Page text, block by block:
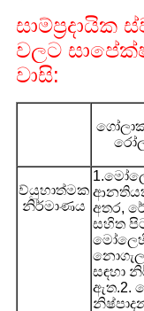
සාම්ප්‍රදායික
වලට
වාසි:
ව්යුහාත්මක
නිර්මාණය අතර,
සහිත
සඳහා
ඇත.2.